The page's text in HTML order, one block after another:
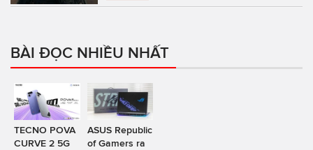
BÀI ĐỌC NHIỀU NHẤT
TECNO POVA
CURVE 2 5G
ASUS Republic
of Gamers ra